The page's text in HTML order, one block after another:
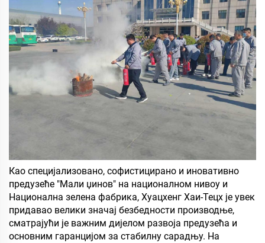
Као специјализовано, софистицирано и иновативно
предузеће "Мали џинов" на националном нивоу и
Национална зелена фабрика, Хуацхенг Хаи-Тецх је увек
придавао велики значај безбедности производње,
сматрајући је важним дијелом развоја предузећа и
основним гаранцијом за стабилну сарадњу. На